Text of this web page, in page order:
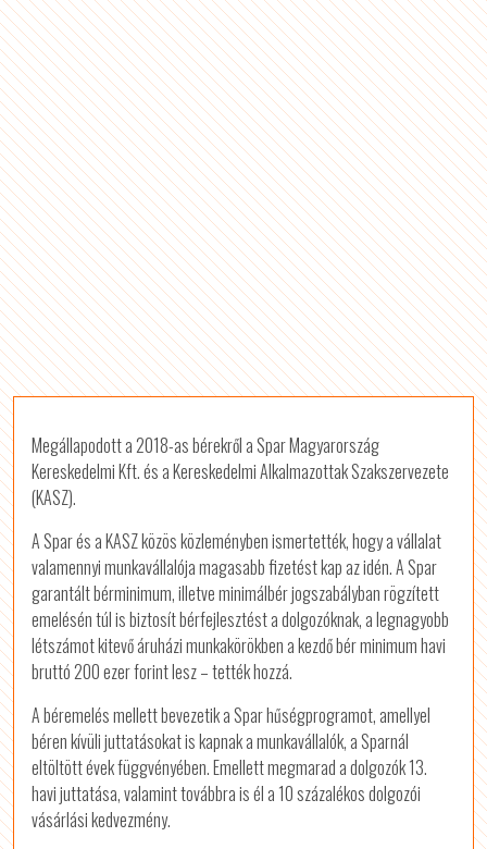
Megállapodott a 2018-as bérekről a Spar Magyarország
Kereskedelmi Kft. és a Kereskedelmi Alkalmazottak Szakszervezete
(KASZ).
A Spar és a KASZ közös közleményben ismertették, hogy a vállalat
valamennyi munkavállalója magasabb fizetést kap az idén. A Spar
garantált bérminimum, illetve minimálbér jogszabályban rögzített
emelésén túl is biztosít bérfejlesztést a dolgozóknak, a legnagyobb
létszámot kitevő áruházi munkakörökben a kezdő bér minimum havi
bruttó 200 ezer forint lesz – tették hozzá.
A béremelés mellett bevezetik a Spar hűségprogramot, amellyel
béren kívüli juttatásokat is kapnak a munkavállalók, a Sparnál
eltöltött évek függvényében. Emellett megmarad a dolgozók 13.
havi juttatása, valamint továbbra is él a 10 százalékos dolgozói
vásárlási kedvezmény.